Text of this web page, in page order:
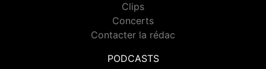
Clips
Concerts
Contacter la rédac
PODCASTS